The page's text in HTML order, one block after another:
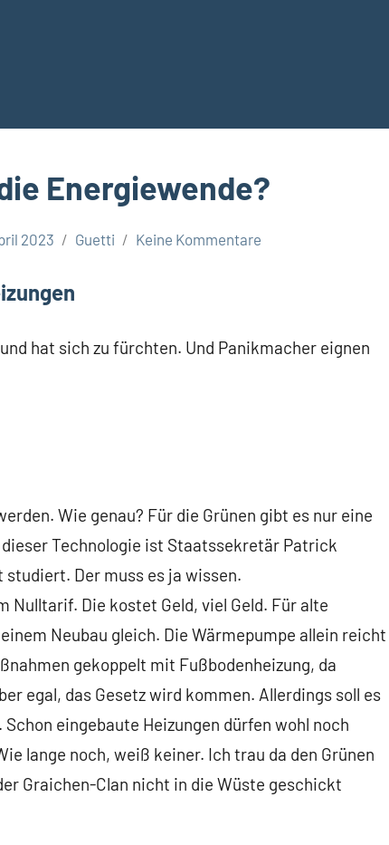
Energiewende?
2023 Guetti Keine Kommentare
hat sich zu fürchten. Und Panikmacher eignen
Wie genau? Für die Grünen gibt es nur eine
Technologie ist Staatssekretär Patrick
Der muss es ja wissen.
Nulltarif. Die kostet Geld, viel Geld. Für alte
Neubau gleich. Die Wärmepumpe allein reicht
gekoppelt mit Fußbodenheizung, da
egal, das Gesetz wird kommen. Allerdings soll es
eingebaute Heizungen dürfen wohl noch
lange noch, weiß keiner. Ich trau da den Grünen
Graichen-Clan nicht in die Wüste geschickt